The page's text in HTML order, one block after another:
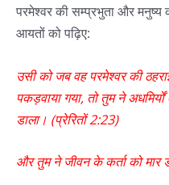
परमेश्वर की सम्प्रभुता और मनुष्य
आयतों को पढ़िए:
उसी को जब वह परमेश्वर की
पकड़वाया गया, तो तुम ने अधमिर्यों
डाला। (प्रेरितों2:23)
और तुम ने जीवन के कर्ता को मार